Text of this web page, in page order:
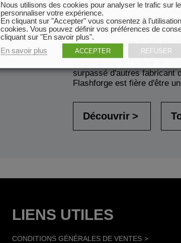
FLASHFORGE
FlashForge a été fondé en
de haute qualité pour tout
l'impression 3D grâce au
surpassé d'autres fabricant
Flashforge est fière d'être
Découvrir
LIENS UTILES
CONDITIONS GÉNÉRALES DE VENTES
Nous utilisons des cookies pour analyser le trafic sur
personnaliser votre expérience.
En cliquant sur "Accepter" vous consentez à
cookies. Vous pouvez définir vos préférences de
cliquant sur "En savoir plus".
En savoir plus
ACCEPTER REFUSER